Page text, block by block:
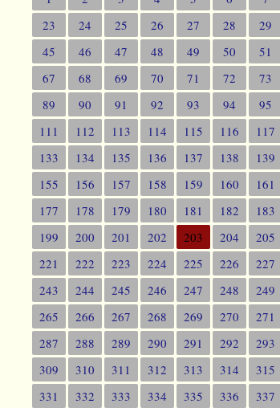
23
24 25 26 27 28 29
45
46 47 48 49 50 51
67
68 69 70 71 72 73
89
90 91 92 93 94 95
111
112 113 114 115 116 117
133
134 135 136 137 138 139
155
156 157 158 159 160 161
177
178 179 180 181 182 183
199
200 201 202 203 204 205
221
222 223 224 225 226 227
243
244 245 246 247 248 249
265
266 267 268 269 270 271
287
288 289 290 291 292 293
309
310 311 312 313 314 315
331
332 333 334 335 336 337